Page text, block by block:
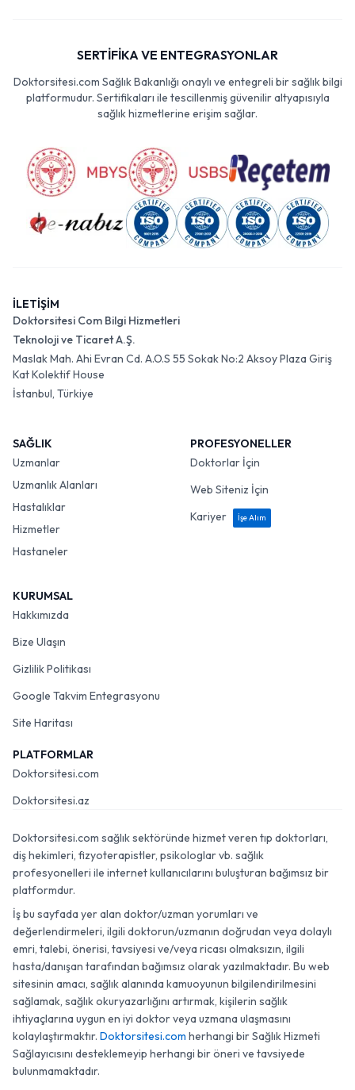
SERTİFİKA VE ENTEGRASYONLAR
Doktorsitesi.com Sağlık Bakanlığı onaylı ve entegreli bir sağlık bilgi
platformudur. Sertifikaları ile tescillenmiş güvenilir altyapısıyla
sağlık hizmetlerine erişim sağlar.
İLETİŞİM
Doktorsitesi Com Bilgi Hizmetleri
Teknoloji ve Ticaret A.Ş.
Maslak Mah. Ahi Evran Cd. A.O.S 55 Sokak No:2 Aksoy Plaza Giriş
Kat Kolektif House
İstanbul, Türkiye
SAĞLIK
Uzmanlar
Uzmanlık Alanları
Hastalıklar
Hizmetler
Hastaneler
PROFESYONELLER
Doktorlar İçin
Web Siteniz İçin
Kariyer
İşe Alım
KURUMSAL
Hakkımızda
Bize Ulaşın
Gizlilik Politikası
Google Takvim Entegrasyonu
Site Haritası
PLATFORMLAR
Doktorsitesi.com
Doktorsitesi.az
Doktorsitesi.com sağlık sektöründe hizmet veren tıp doktorları,
diş hekimleri, fizyoterapistler, psikologlar vb. sağlık
profesyonelleri ile internet kullanıcılarını buluşturan bağımsız bir
platformdur.
İş bu sayfada yer alan doktor/uzman yorumları ve
değerlendirmeleri, ilgili doktorun/uzmanın doğrudan veya dolaylı
emri, talebi, önerisi, tavsiyesi ve/veya ricası olmaksızın, ilgili
hasta/danışan tarafından bağımsız olarak yazılmaktadır. Bu web
sitesinin amacı, sağlık alanında kamuoyunun bilgilendirilmesini
sağlamak, sağlık okuryazarlığını artırmak, kişilerin sağlık
ihtiyaçlarına uygun en iyi doktor veya uzmana ulaşmasını
kolaylaştırmaktır. Doktorsitesi.com herhangi bir Sağlık Hizmeti
Sağlayıcısını desteklemeyip herhangi bir öneri ve tavsiyede
bulunmamaktadır.